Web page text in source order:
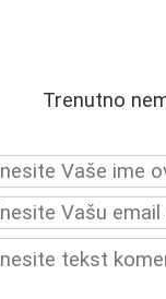
Trenutno